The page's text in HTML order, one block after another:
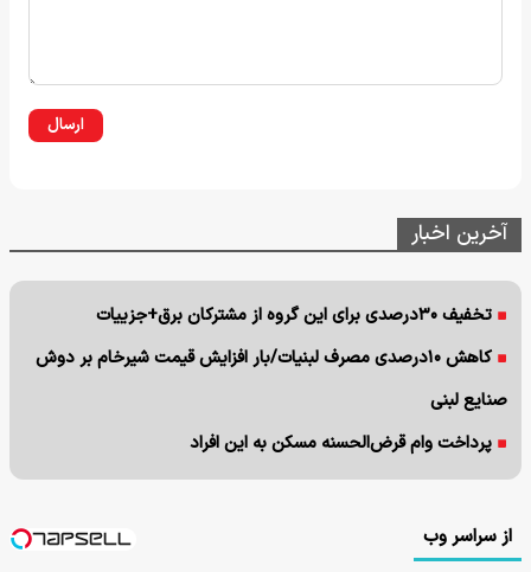
ارسال
آخرین اخبار
تخفیف ۳۰درصدی برای این گروه از مشترکان برق+جزییات
کاهش ۱۰درصدی مصرف لبنیات/بار افزایش قیمت شیرخام بر دوش
صنایع لبنی
پرداخت وام قرض‌الحسنه مسکن به این افراد
از سراسر وب